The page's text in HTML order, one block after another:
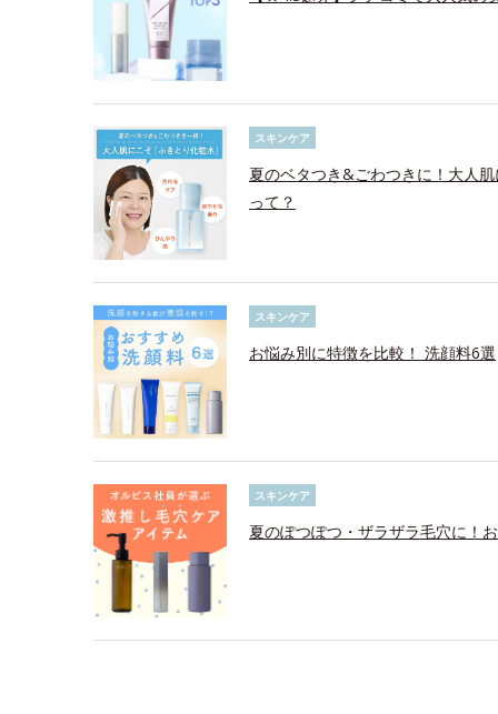
スキンケア
夏のベタつき&ごわつきに！大人
って？
スキンケア
お悩み別に特徴を比較！ 洗顔料6選
スキンケア
夏のぽつぽつ・ザラザラ毛穴に！